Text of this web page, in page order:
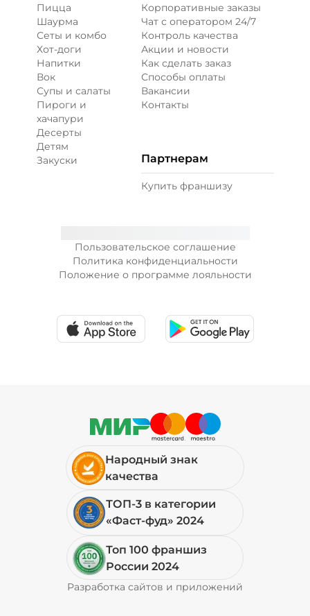
Пользовательское соглашение
Политика конфиденциальности
Положение о программе лояльности
Пицца
Шаурма
Сеты и комбо
Хот-доги
Напитки
Вок
Супы и салаты
Пироги и
хачапури
Десерты
Детям
Закуски
Корпоративные заказы
Чат с оператором 24/7
Контроль качества
Акции и новости
Как сделать заказ
Способы оплаты
Вакансии
Контакты
Партнерам
Купить франшизу
Народный знак
качества
ТОП-3 в категории
«Фаст-фуд» 2024
Топ 100 франшиз
России 2024
Разработка сайтов и приложений
Pyrobyte